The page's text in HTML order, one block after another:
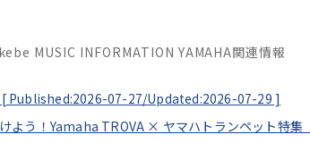
MUSIC INFORMATION YAMAHA関連情報
Published:2026-07-27/Updated:2026-07-29 ]
よう！Yamaha TROVA × ヤマハトランペット特